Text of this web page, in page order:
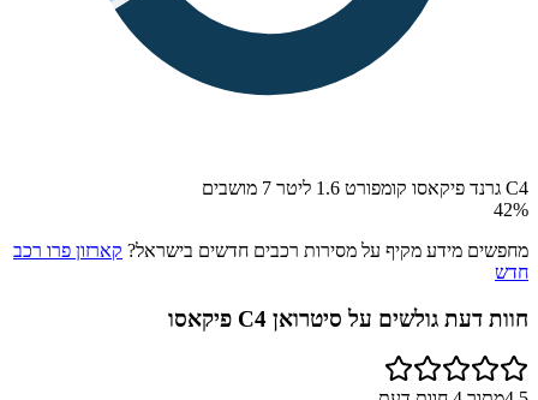
C4 גרנד פיקאסו קומפורט 1.6 ליטר 7 מושבים
42%
מחפשים מידע מקיף על מסירות רכבים חדשים בישראל? קארזון פרו רכב
חדש
חוות דעת גולשים על סיטרואן C4 פיקאסו